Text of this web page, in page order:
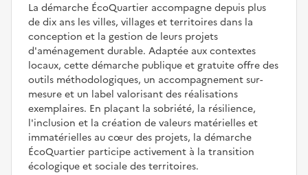
La démarche ÉcoQuartier accompagne depuis plus
de dix ans les villes, villages et territoires dans la
conception et la gestion de leurs projets
d'aménagement durable. Adaptée aux contextes
locaux, cette démarche publique et gratuite offre des
outils méthodologiques, un accompagnement sur-
mesure et un label valorisant des réalisations
exemplaires. En plaçant la sobriété, la résilience,
l'inclusion et la création de valeurs matérielles et
immatérielles au cœur des projets, la démarche
ÉcoQuartier participe activement à la transition
écologique et sociale des territoires.